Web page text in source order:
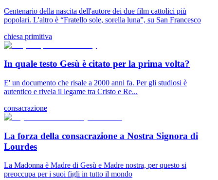
Centenario della nascita dell'autore dei due film cattolici più
popolari. L'altro è “Fratello sole, sorella luna”, su San Francesco
chiesa primitiva
In quale testo Gesù è citato per la prima volta?
E' un documento che risale a 2000 anni fa. Per gli studiosi è
autentico e rivela il legame tra Cristo e Re...
consacrazione
La forza della consacrazione a Nostra Signora di
Lourdes
La Madonna è Madre di Gesù e Madre nostra, per questo si
preoccupa per i suoi figli in tutto il mondo